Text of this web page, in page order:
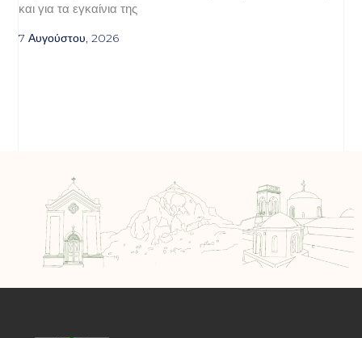
και για τα εγκαίνια της
7 Αυγούστου, 2026